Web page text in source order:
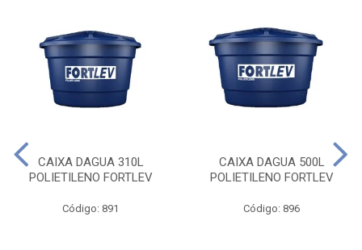
CAIXA DAGUA 310L
POLIETILENO FORTLEV
Código: 891
CAIXA DAGUA 500L
POLIETILENO FORTLEV
Código: 896